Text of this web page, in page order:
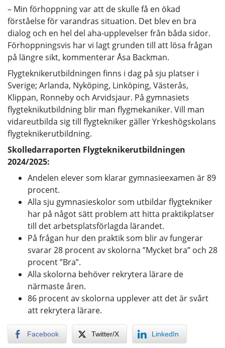
– Min förhoppning var att de skulle få en ökad
förståelse för varandras situation. Det blev en bra
dialog och en hel del aha-upplevelser från båda sidor.
Förhoppningsvis har vi lagt grunden till att lösa frågan
på längre sikt, kommenterar Åsa Backman.
Flygteknikerutbildningen finns i dag på sju platser i
Sverige; Arlanda, Nyköping, Linköping, Västerås,
Klippan, Ronneby och Arvidsjaur. På gymnasiets
flygteknikutbildning blir man flygmekaniker. Vill man
vidareutbilda sig till flygtekniker gäller Yrkeshögskolans
flygteknikerutbildning.
Skolledarraporten Flygteknikerutbildningen
2024/2025:
Andelen elever som klarar gymnasieexamen är 89
procent.
Alla sju gymnasieskolor som utbildar flygtekniker
har på något sätt problem att hitta praktikplatser
till det arbetsplatsförlagda lärandet.
På frågan hur den praktik som blir av fungerar
svarar 28 procent av skolorna ”Mycket bra” och 28
procent ”Bra”.
Alla skolorna behöver rekrytera lärare de
närmaste åren.
86 procent av skolorna upplever att det är svårt
att rekrytera lärare.
Facebook Twitter/X LinkedIn